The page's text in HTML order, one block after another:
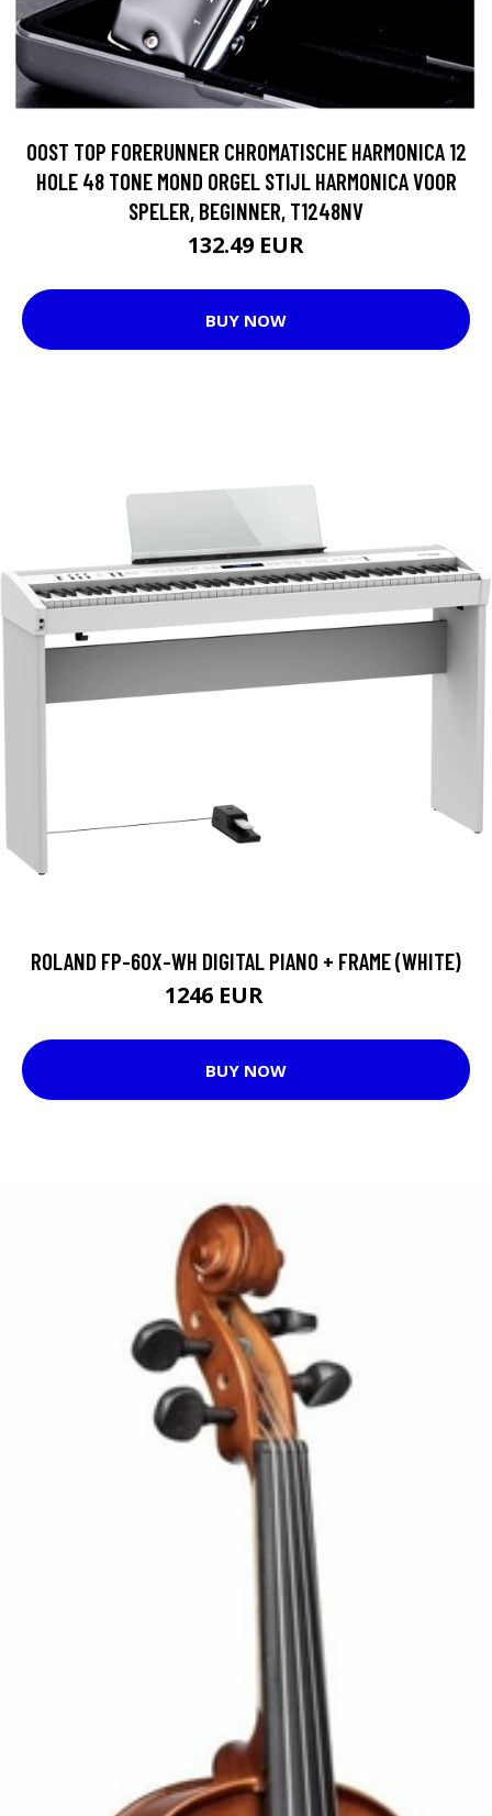
OOST TOP FORERUNNER CHROMATISCHE HARMONICA 12
HOLE 48 TONE MOND ORGEL STIJL HARMONICA VOOR
SPELER, BEGINNER, T1248NV
132.49 EUR
BUY NOW
ROLAND FP-60X-WH DIGITAL PIANO + FRAME (WHITE)
1246 EUR
BUY NOW